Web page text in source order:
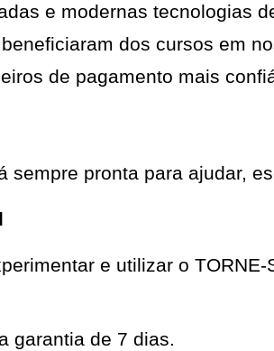
e modernas tecnologias
dos cursos em
de pagamento mais
sempre pronta para ajudar,
e utilizar o
garantia de 7 dias.